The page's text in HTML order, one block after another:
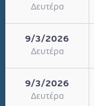
Δευτέρα
9/3/2026
Δευτέρα
9/3/2026
Δευτέρα